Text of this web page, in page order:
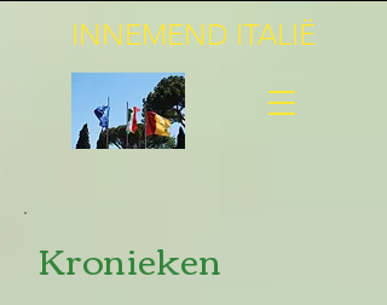
INNEMEND ITALIË
Kronieken